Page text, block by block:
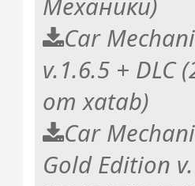
Механики)
Car
v.1.6.5 + DLC
от xatab)
Car
Gold Edition